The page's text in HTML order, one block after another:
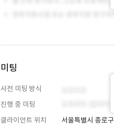
미팅
사전 미팅 방식
진행 중 미팅
클라이언트 위치
서울특별시 종로구